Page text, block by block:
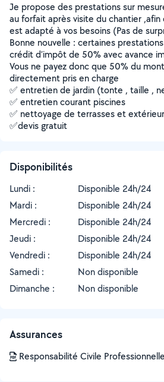
Je propose des prestations sur
au forfait après visite du chantier ,afin
est adapté à vos besoins (Pas de
Bonne nouvelle : certaines
crédit d’impôt de 50% avec avance
Vous ne payez donc que 50% du
directement pris en charge
✅ entretien de jardin (tonte , taille ,
✅ entretien courant piscines
✅ nettoyage de terrasses et
✅devis gratuit
Disponibilités
Lundi :
Disponible 24h/24
Mardi :
Disponible 24h/24
Mercredi :
Disponible 24h/24
Jeudi :
Disponible 24h/24
Vendredi :
Disponible 24h/24
Samedi :
Non disponible
Dimanche :
Non disponible
Assurances
Responsabilité Civile Professionnelle